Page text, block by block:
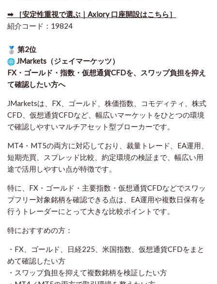
➡ ［安定性重視で選ぶ｜Axiory 口座開設はこちら］
紹介コード：19824
第2位
JMarkets（ジェイマーケッツ）
FX・ゴールド・指数・仮想通貨CFDを、スワップ負担を抑え
て確認したい方へ
JMarketsは、FX、ゴールド、株価指数、コモディティ、株式
CFD、仮想通貨CFDなど、幅広いマーケットをひとつの環境
で確認しやすいマルチアセット型ブローカーです。
MT4・MT5の両方に対応しており、裁量トレード、EA運用、
短期売買、スプレッド比較、約定環境の検証まで、幅広い用
途で活用しやすい点が特徴です。
特に、FX・ゴールド・主要指数・仮想通貨CFDなどでスワッ
プフリー対象銘柄を確認できる点は、EA運用や複数日保有を
行うトレーダーにとって大きな比較ポイントです。
特におすすめの方：
・FX、ゴールド、日経225、米国指数、仮想通貨CFDをまと
めて確認したい方
・スワップ負担を抑えて複数銘柄を検証したい方